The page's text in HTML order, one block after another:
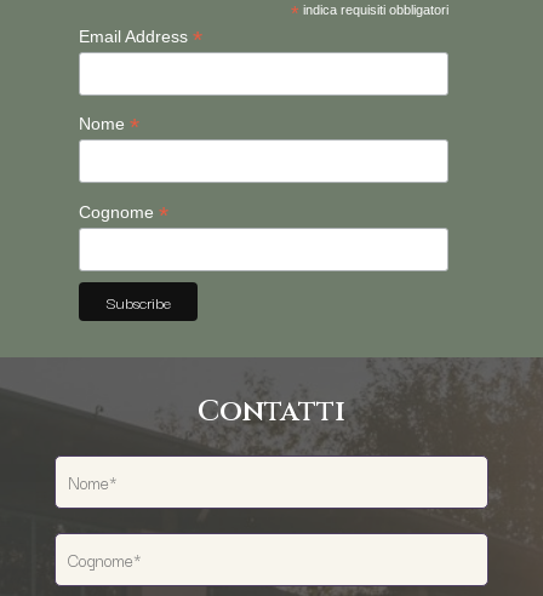
* indica requisiti obbligatori
Email Address *
Nome *
Cognome *
Contatti